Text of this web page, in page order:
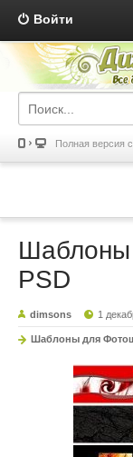
Войти
Полная версия
Шаблоны
PSD
dimsons 1
Шаблоны для